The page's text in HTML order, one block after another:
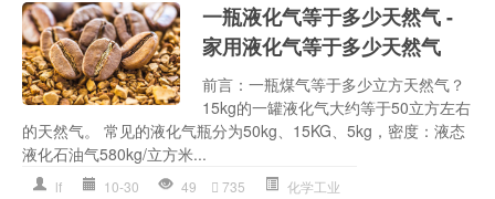
一瓶液化气等于多少天然气 -
家用液化气等于多少天然气
前言：一瓶煤气等于多少立方天然气？
15kg的一罐液化气大约等于50立方左右
的天然气。 常见的液化气瓶分为50kg、15KG、5kg，密度：液态
液化石油气580kg/立方米...
lf 10-30 49 735 化学工业